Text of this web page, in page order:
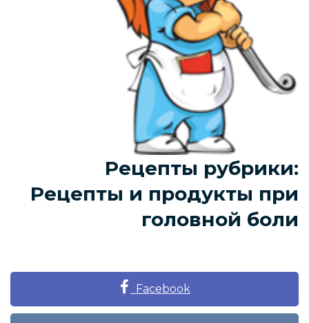
Рецепты рубрики:
Рецепты и продукты при
головной боли
Facebook